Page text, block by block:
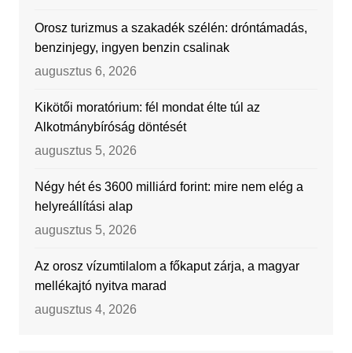
Orosz turizmus a szakadék szélén: dróntámadás,
benzinjegy, ingyen benzin csalinak
augusztus 6, 2026
Kikötői moratórium: fél mondat élte túl az
Alkotmánybíróság döntését
augusztus 5, 2026
Négy hét és 3600 milliárd forint: mire nem elég a
helyreállítási alap
augusztus 5, 2026
Az orosz vízumtilalom a főkaput zárja, a magyar
mellékajtó nyitva marad
augusztus 4, 2026